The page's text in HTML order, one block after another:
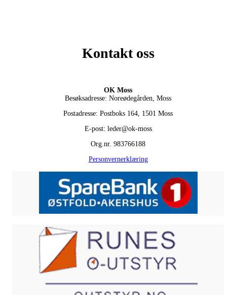
Kontakt oss
OK Moss
Besøksadresse: Noreødegården, Moss
Postadresse: Postboks 164, 1501 Moss
E-post: leder@ok-moss
Org.nr. 983766188
Personvernerklæring